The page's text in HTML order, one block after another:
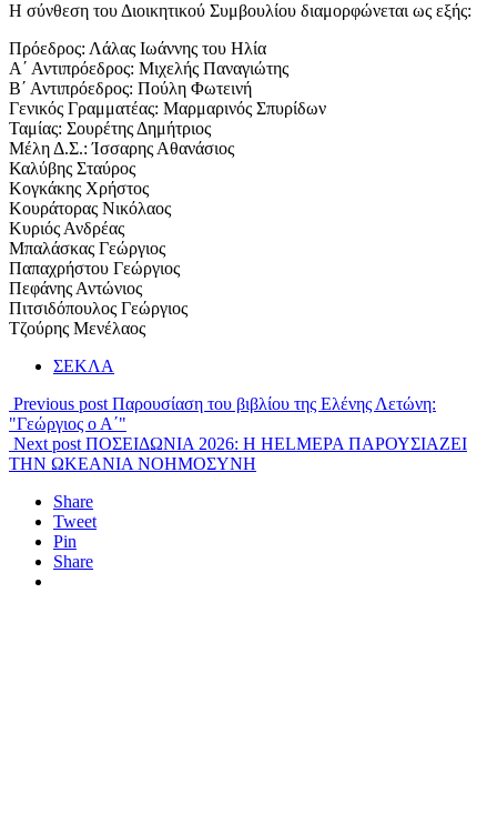
Η σύνθεση του Διοικητικού Συμβουλίου διαμορφώνεται ως εξής:
Πρόεδρος: Λάλας Ιωάννης του Ηλία
Α΄ Αντιπρόεδρος: Μιχελής Παναγιώτης
Β΄ Αντιπρόεδρος: Πούλη Φωτεινή
Γενικός Γραμματέας: Μαρμαρινός Σπυρίδων
Ταμίας: Σουρέτης Δημήτριος
Μέλη Δ.Σ.: Ίσσαρης Αθανάσιος
Καλύβης Σταύρος
Κογκάκης Χρήστος
Κουράτορας Νικόλαος
Κυριός Ανδρέας
Μπαλάσκας Γεώργιος
Παπαχρήστου Γεώργιος
Πεφάνης Αντώνιος
Πιτσιδόπουλος Γεώργιος
Τζούρης Μενέλαος
ΣΕΚΛΑ
Previous post Παρουσίαση του βιβλίου της Ελένης Λετώνη:
"Γεώργιος ο Α΄"
Next post ΠΟΣΕΙΔΩΝΙΑ 2026: Η HELMEPA ΠΑΡΟΥΣΙΑΖΕΙ
ΤΗΝ ΩΚΕΑΝΙΑ ΝΟΗΜΟΣΥΝΗ
Share
Tweet
Pin
Share